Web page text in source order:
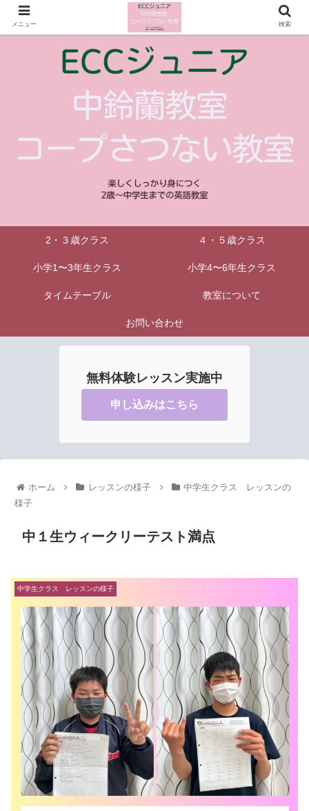
2・３歳クラス ４・５歳クラス
小学1〜3年生クラス 小学4〜6年生クラス
タイムテーブル 教室について
お問い合わせ
無料体験レッスン実施中
申し込みはこちら
ホーム レッスンの様子
中学生クラス レッスンの
様子
中１生ウィークリーテスト満点
中学生クラス レッスンの様子
メニュー 検索